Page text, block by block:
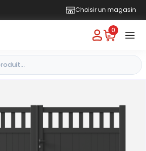
Choisir un magasin
0